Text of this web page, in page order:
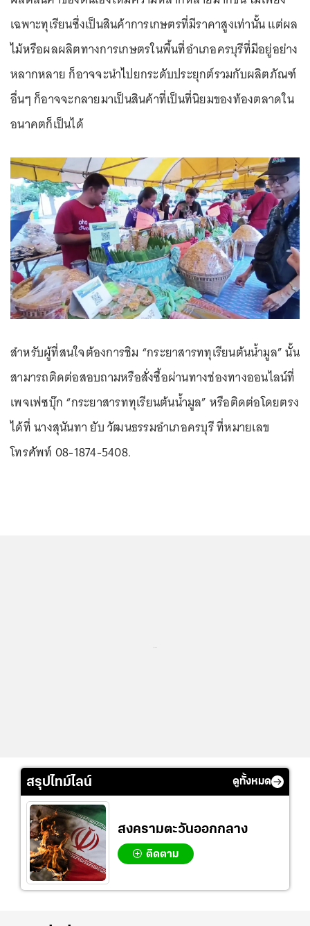
เฉพาะทุเรียนซึ่งเป็นสินค้าการเกษตรที่มีราคาสูงเท่านั้น แต่ผล
ไม้หรือผลผลิตทางการเกษตรในพื้นที่อำเภอครบุรีที่มีอยู่อย่าง
หลากหลาย ก็อาจจะนำไปยกระดับประยุกต์รวมกับผลิตภัณฑ์
อื่นๆ ก็อาจจะกลายมาเป็นสินค้าที่เป็นที่นิยมของท้องตลาดใน
อนาคตก็เป็นได้
สำหรับผู้ที่สนใจต้องการชิม “กระยาสารททุเรียนต้นน้ำมูล” นั้น
สามารถติดต่อสอบถามหรือสั่งซื้อผ่านทางช่องทางออนไลน์ที่
เพจเฟซบุ๊ก “กระยาสารททุเรียนต้นน้ำมูล” หรือติดต่อโดยตรง
ได้ที่ นางสุนันทา ยับ วัฒนธรรมอำเภอครบุรี ที่หมายเลข
โทรศัพท์ 08-1874-5408.
สรุปไทม์ไลน์ ดูทั้งหมด
สงครามตะวันออกกลาง
ติดตาม